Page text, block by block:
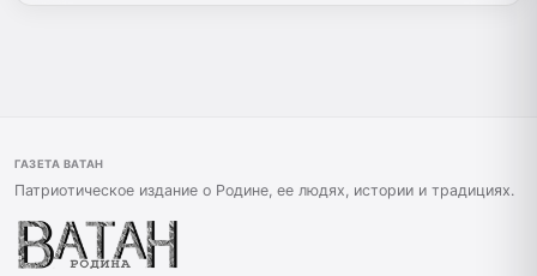
ГАЗЕТА ВАТАН
Патриотическое издание о Родине, ее людях, истории и традициях.